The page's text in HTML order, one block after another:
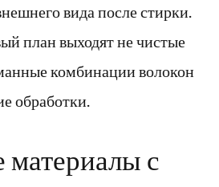
вида после стирки.
план выходят не чистые
комбинации волокон
обработки.
с